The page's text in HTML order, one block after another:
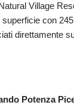
Village
con
direttamente
Potenza